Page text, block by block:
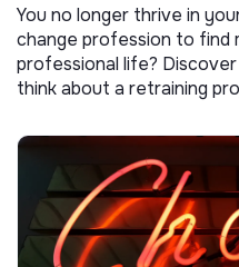
You no longer thrive in
change profession to find
professional life?
think about a retraining